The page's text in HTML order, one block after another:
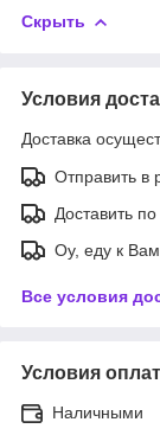
Скрыть
Условия
Доставка
Отправить в
Доставить
Оу, еду к
Все условия
Условия
Наличными